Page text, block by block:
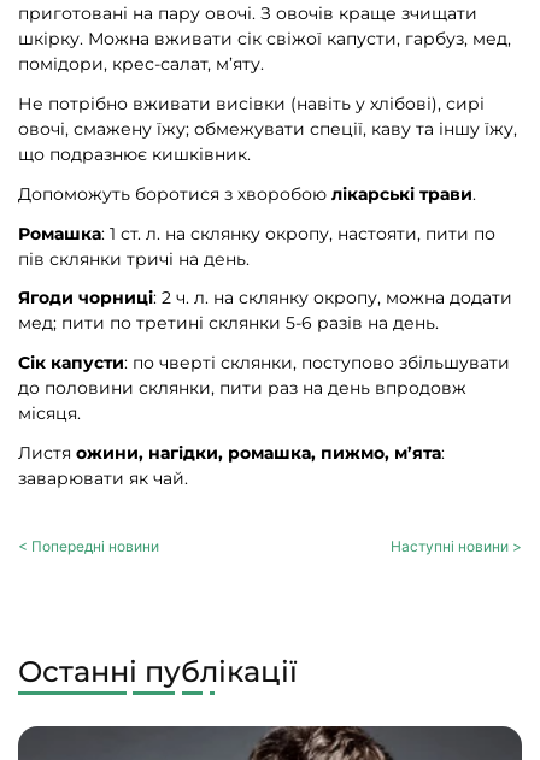
приготовані на пару овочі. З овочів краще зчищати
шкірку. Можна вживати сік свіжої капусти, гарбуз, мед,
помідори, крес-салат, м’яту.
Не потрібно вживати висівки (навіть у хлібові), сирі
овочі, смажену їжу; обмежувати спеції, каву та іншу їжу,
що подразнює кишківник.
Допоможуть боротися з хворобою лікарські трави.
Ромашка: 1 ст. л. на склянку окропу, настояти, пити по
пів склянки тричі на день.
Ягоди чорниці: 2 ч. л. на склянку окропу, можна додати
мед; пити по третині склянки 5-6 разів на день.
Сік капусти: по чверті склянки, поступово збільшувати
до половини склянки, пити раз на день впродовж
місяця.
Листя ожини, нагідки, ромашка, пижмо, м’ята:
заварювати як чай.
< Попередні новини Наступні новини >
Останні публікації